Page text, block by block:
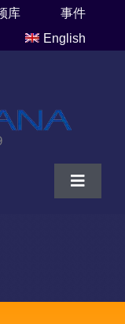
库
事件
English
Toggle